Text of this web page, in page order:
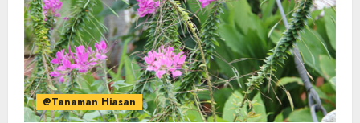
@Tanaman Hiasan